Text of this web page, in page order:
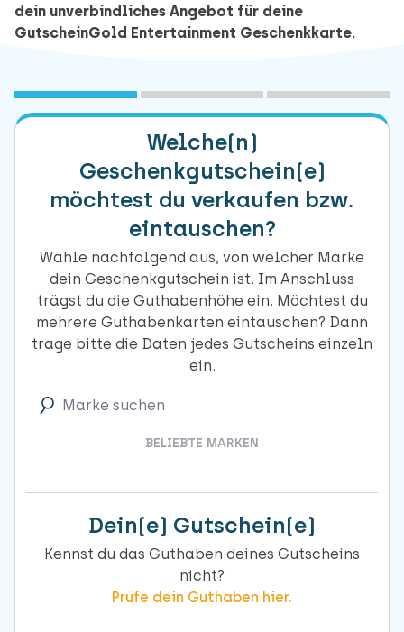
dein unverbindliches Angebot für deine
GutscheinGold Entertainment Geschenkkarte.
1
Marke(n) auswählen2
Freibleibendes Angebot
3
Daten übermitteln
Welche(n)
Geschenkgutschein(e)
möchtest du verkaufen bzw.
eintauschen?
Wähle nachfolgend aus, von welcher Marke
dein Geschenkgutschein ist. Im Anschluss
trägst du die Guthabenhöhe ein. Möchtest du
mehrere Guthabenkarten eintauschen? Dann
trage bitte die Daten jedes Gutscheins einzeln
ein.
Marke suchen
BELIEBTE MARKEN
Dein(e) Gutschein(e)
Kennst du das Guthaben deines Gutscheins
nicht?
Prüfe dein Guthaben hier.